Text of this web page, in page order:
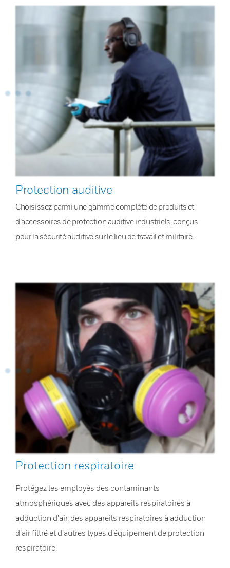
Protection auditive
Choisissez parmi une gamme complète de produits et
d’accessoires de protection auditive industriels, conçus
pour la sécurité auditive sur le lieu de travail et militaire.
Protection respiratoire
Protégez les employés des contaminants
atmosphériques avec des appareils respiratoires à
adduction d’air, des appareils respiratoires à adduction
d’air filtré et d’autres types d’équipement de protection
respiratoire.